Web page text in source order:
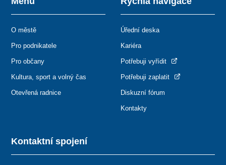
Kontaktní spojení
O městě
Pro podnikatele
Pro občany
Kultura, sport a volný čas
Otevřená radnice
Úřední deska
Kariéra
Potřebuji vyřídit
Potřebuji zaplatit
Diskuzní fórum
Kontakty